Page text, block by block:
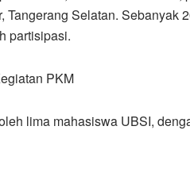
Tangerang Selatan. Sebanyak
partisipasi.
PKM
lima mahasiswa UBSI,